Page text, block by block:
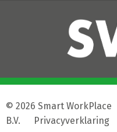
© 2026 Smart WorkPlace
B.V.
Privacyverklaring